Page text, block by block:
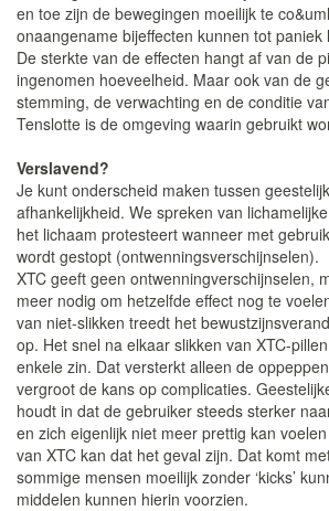
en toe zijn de bewegingen moeilijk te
onaangename bijeffecten kunnen tot paniek
De sterkte van de effecten hangt af van de
ingenomen hoeveelheid. Maar ook van de
stemming, de verwachting en de conditie
Tenslotte is de omgeving waarin gebruikt
Verslavend?
Je kunt onderscheid maken tussen
afhankelijkheid. We spreken van
het lichaam protesteert wanneer met
wordt gestopt (ontwenningsverschijnselen).
XTC geeft geen ontwenningverschijnselen,
meer nodig om hetzelfde effect nog te
van niet-slikken treedt het
op. Het snel na elkaar slikken van XTC-
enkele zin. Dat versterkt alleen de
vergroot de kans op complicaties.
houdt in dat de gebruiker steeds sterker
en zich eigenlijk niet meer prettig kan
van XTC kan dat het geval zijn. Dat komt
sommige mensen moeilijk zonder ‘kicks’
middelen kunnen hierin voorzien.